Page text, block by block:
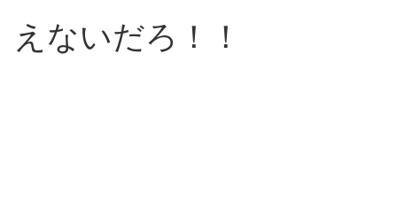
えないだろ！！